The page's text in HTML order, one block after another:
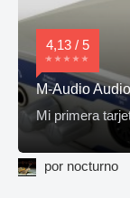
4,13 / 5
M-Audio
Mi primera
por nocturno